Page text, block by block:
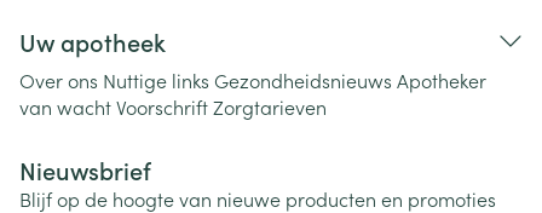
Uw apotheek
Over ons Nuttige links Gezondheidsnieuws Apotheker
van wachtVoorschriftZorgtarieven
Nieuwsbrief
Blijf op de hoogte van nieuwe producten en promoties